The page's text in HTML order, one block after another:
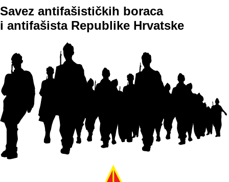
Idi
na
Savez antifašističkih boraca
i antifašista Republike Hrvatske